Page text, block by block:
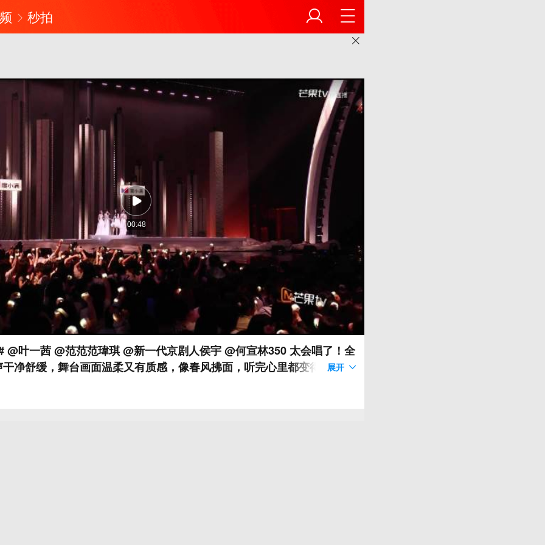
秒拍
00:48
@叶一茜 @范范范瑋琪 @新一代京剧人侯宇 @何宣林350 太会唱了！全
净舒缓，舞台画面温柔又有质感，像春风拂面，听完心里都变得柔软起
展开